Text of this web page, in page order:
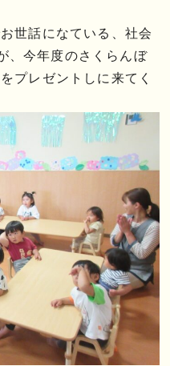
世話になている、社会
、今年度のさくらんぼ
プレゼントしに来てく